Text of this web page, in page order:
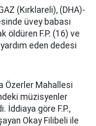
(Kırklareli), (DHA)-
üvey babası
öldüren F.P. (16) ve
eden dedesi
Özerler Mahallesi
müzisyenler
İddiaya göre F.P.,
Okay Filibeli ile